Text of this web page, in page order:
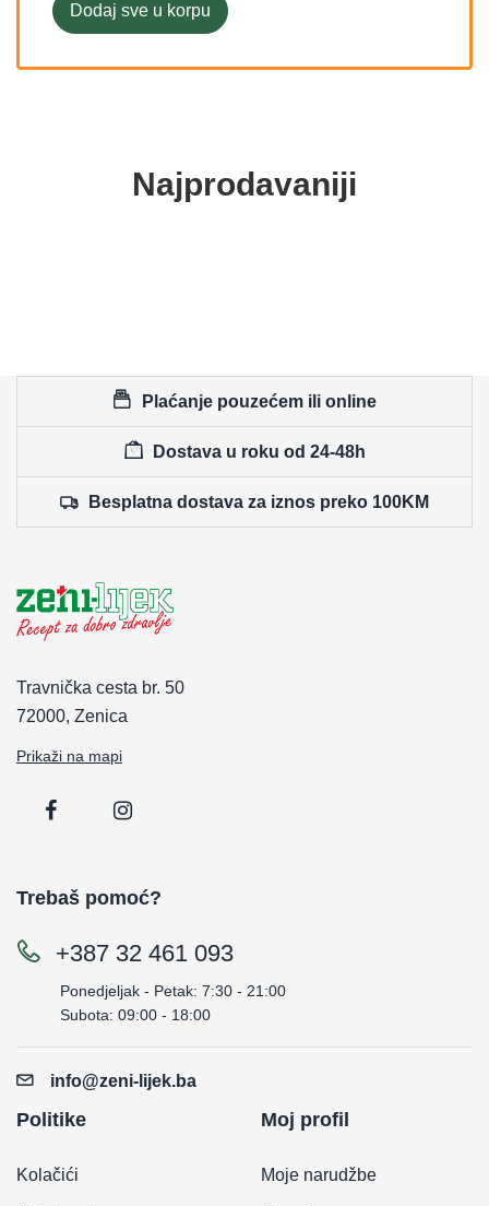
Dodaj sve u korpu
Najprodavaniji
Plaćanje pouzećem ili online
Dostava u roku od 24-48h
Besplatna dostava za iznos preko 100KM
Travnička cesta br. 50
72000, Zenica
Prikaži na mapi
Trebaš pomoć?
+387 32 461 093
Ponedjeljak - Petak: 7:30 - 21:00
Subota: 09:00 - 18:00
info@zeni-lijek.ba
Politike
Kolačići
Moj profil
Moje narudžbe